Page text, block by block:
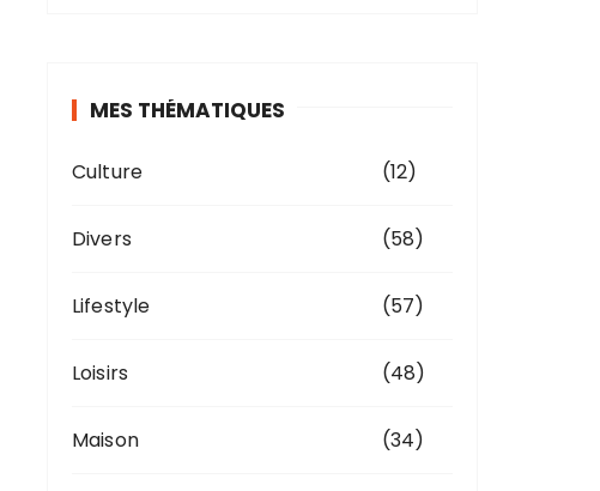
MES THÉMATIQUES
Culture (12)
Divers (58)
Lifestyle (57)
Loisirs (48)
Maison (34)